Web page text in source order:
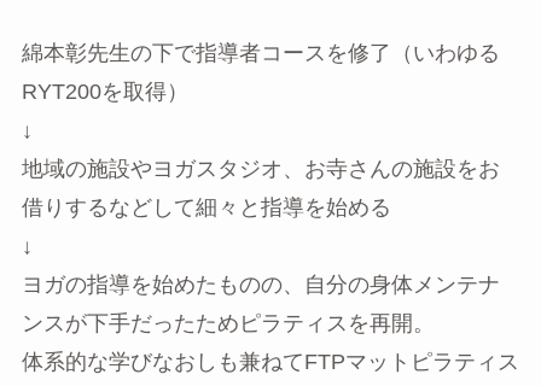
綿本彰先生の下で指導者コースを修了（いわゆる
RYT200を取得）
↓
地域の施設やヨガスタジオ、お寺さんの施設をお
借りするなどして細々と指導を始める
↓
ヨガの指導を始めたものの、自分の身体メンテナ
ンスが下手だったためピラティスを再開。
体系的な学びなおしも兼ねてFTPマットピラティス